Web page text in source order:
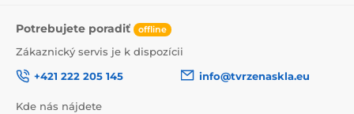
Potrebujete poradiť offline
Zákaznický servis je k dispozícii
+421 222 205 145
info@tvrzenaskla.eu
Kde nás nájdete